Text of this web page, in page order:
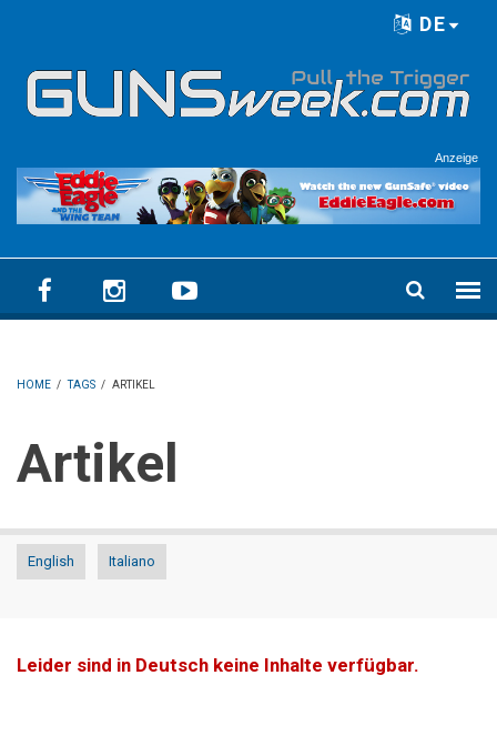
DE
Anzeige
HOME / TAGS / ARTIKEL
Artikel
English Italiano
Leider sind in Deutsch keine Inhalte verfügbar.